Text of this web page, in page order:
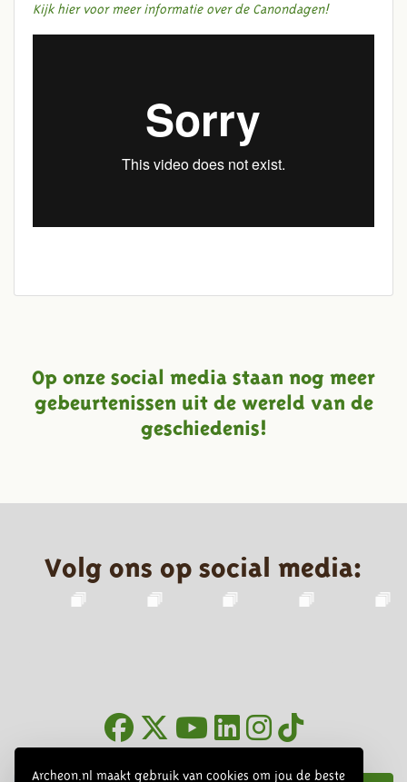
Archeon.nl maakt gebruik van cookies om jou de beste
Kijk hier voor meer informatie over de Canondagen!
Op onze social media staan nog meer
gebeurtenissen uit de wereld van de
geschiedenis!
Volg ons op social media: